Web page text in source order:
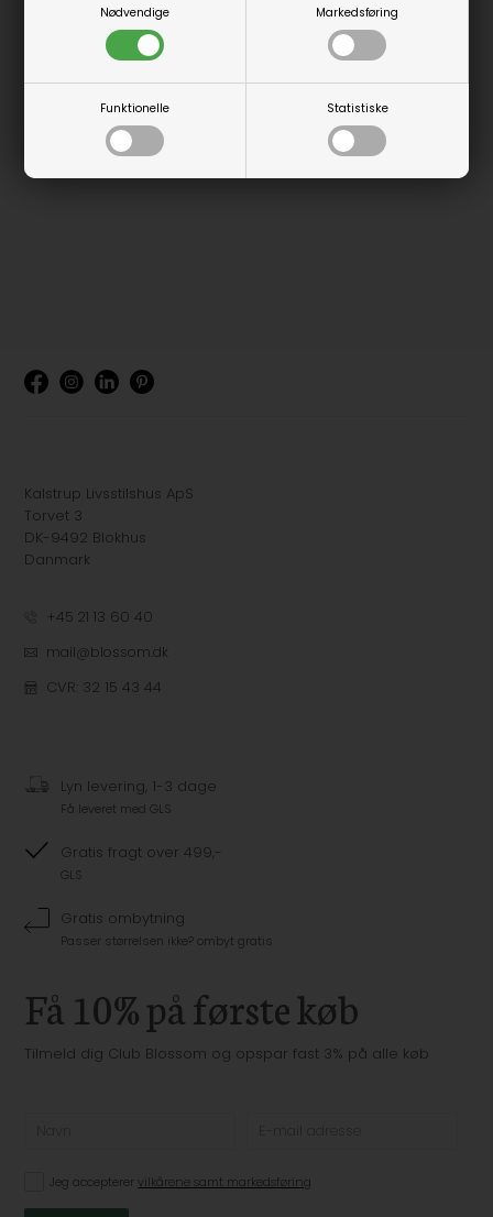
Nødvendige Markedsføring
Funktionelle Statistiske
Kalstrup Livsstilshus ApS
Torvet 3
DK-9492 Blokhus
Danmark
+45 21 13 60 40
mail@blossom.dk
CVR: 32 15 43 44
Lyn levering, 1-3 dage
Få leveret med GLS
Gratis fragt over 499,-
GLS
Gratis ombytning
Passer størrelsen ikke? ombyt gratis
Få 10% på første køb
Tilmeld dig Club Blossom og opspar fast 3% på alle køb
Jeg accepterervilkårene samt markedsføring